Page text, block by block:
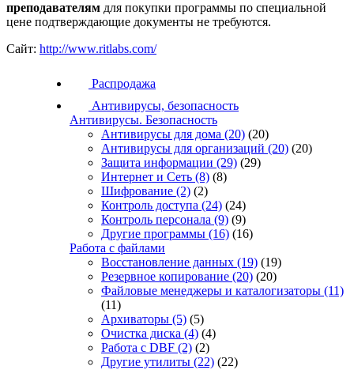
преподавателям для покупки программы по специальной
цене подтверждающие документы не требуются.
Сайт: http://www.ritlabs.com/
Распродажа
Антивирусы, безопасность
Антивирусы. Безопасность
Антивирусы для дома (20) (20)
Антивирусы для организаций (20) (20)
Защита информации (29) (29)
Интернет и Сеть (8) (8)
Шифрование (2) (2)
Контроль доступа (24) (24)
Контроль персонала (9) (9)
Другие программы (16) (16)
Работа с файлами
Восстановление данных (19) (19)
Резервное копирование (20) (20)
Файловые менеджеры и каталогизаторы (11)
(11)
Архиваторы (5) (5)
Очистка диска (4) (4)
Работа с DBF (2) (2)
Другие утилиты (22) (22)